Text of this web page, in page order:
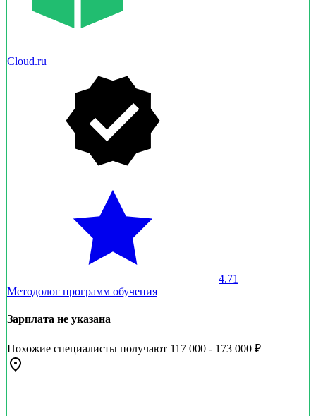
Cloud.ru
4.71
Методолог программ обучения
Зарплата не указана
Похожие специалисты получают 117 000 - 173 000 ₽